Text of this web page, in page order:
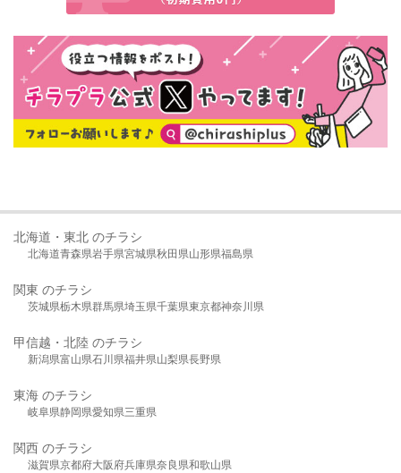
北海道・東北 のチラシ
北海道青森県岩手県宮城県秋田県山形県福島県
関東 のチラシ
茨城県栃木県群馬県埼玉県千葉県東京都神奈川県
甲信越・北陸 のチラシ
新潟県富山県石川県福井県山梨県長野県
東海 のチラシ
岐阜県静岡県愛知県三重県
関西 のチラシ
滋賀県京都府大阪府兵庫県奈良県和歌山県